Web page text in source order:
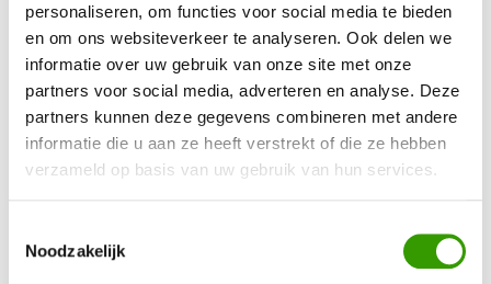
personaliseren, om functies voor social media te bieden
en om ons websiteverkeer te analyseren. Ook delen we
informatie over uw gebruik van onze site met onze
partners voor social media, adverteren en analyse. Deze
partners kunnen deze gegevens combineren met andere
informatie die u aan ze heeft verstrekt of die ze hebben
verzameld op basis van uw gebruik van hun services.
Noodzakelijk
Het is geen geheim datkunstplanten lang te maken hebben
gehad met een slecht imago. Toch zien steeds meer mensen
de voordelen van kunstplanten als decoratiemiddel. Dit komt
doordat kunstplanten nauwelijks van echt te onderscheiden
zijn. Bij De Groot Decoraties gebruiken wij (echte) stammen, in
combinatie met bladeren die van kunststof gemaakt zijn. Deze
Fruticosa kunstplanten net echt lijken, ruiken en voelen.